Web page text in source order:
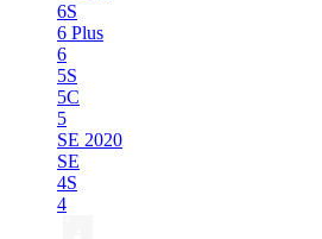
6S
6 Plus
6
5S
5C
5
SE 2020
SE
4S
4